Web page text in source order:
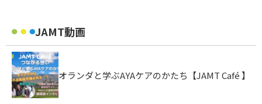
JAMT動画
オランダと学ぶAYAケアのかたち【JAMT Café 】